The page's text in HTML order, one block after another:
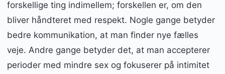
forskellige ting indimellem; forskellen er, om den
bliver håndteret med respekt. Nogle gange betyder
bedre kommunikation, at man finder nye fælles
veje. Andre gange betyder det, at man accepterer
perioder med mindre sex og fokuserer på intimitet